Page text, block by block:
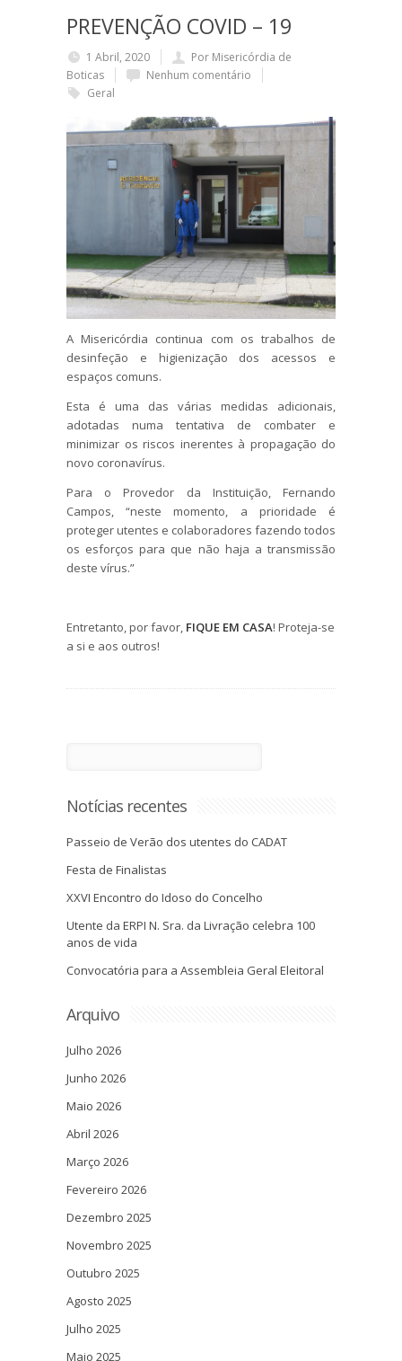
PREVENÇÃO COVID – 19
1 Abril, 2020
Por Misericórdia de
Boticas
Nenhum comentário
Geral
A Misericórdia continua com os trabalhos de
desinfeção e higienização dos acessos e
espaços comuns.
Esta é uma das várias medidas adicionais,
adotadas numa tentativa de combater e
minimizar os riscos inerentes à propagação do
novo coronavírus.
Para o Provedor da Instituição, Fernando
Campos, “neste momento, a prioridade é
proteger utentes e colaboradores fazendo todos
os esforços para que não haja a transmissão
deste vírus.”
Entretanto, por favor, FIQUE EM CASA! Proteja-se
a si e aos outros!
Notícias recentes
Passeio de Verão dos utentes do CADAT
Festa de Finalistas
XXVI Encontro do Idoso do Concelho
Utente da ERPI N. Sra. da Livração celebra 100
anos de vida
Convocatória para a Assembleia Geral Eleitoral
Arquivo
Julho 2026
Junho 2026
Maio 2026
Abril 2026
Março 2026
Fevereiro 2026
Dezembro 2025
Novembro 2025
Outubro 2025
Agosto 2025
Julho 2025
Maio 2025